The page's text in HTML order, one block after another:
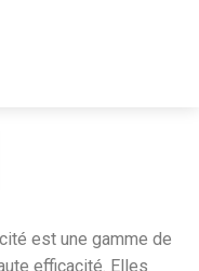
est une gamme de
efficacité. Elles